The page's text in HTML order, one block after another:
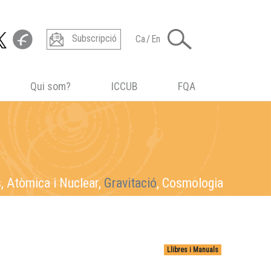
Subscripció Ca/En
Qui som? ICCUB FQA
, Atòmica i Nuclear, Gravitació, Cosmologia
Atòmica i Nuclear, Gravitació, Cosmologia
Atòmica i Nuclear, Gravitació, Cosmologia
Atòmica i Nuclear, Gravitació, Cosmologia
Llibres i Manuals